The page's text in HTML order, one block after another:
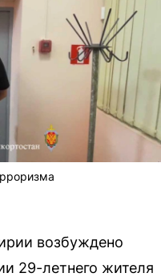
возбуждено
29-летнего жителя